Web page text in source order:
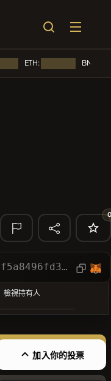
ETH: BNB:
PERFI PEEFITOKEN
#1106
近的搜
有近期
0x00e1656e45f18ec6747f5a8496fd39b50b38396d
檢視持有人
加入你的投票